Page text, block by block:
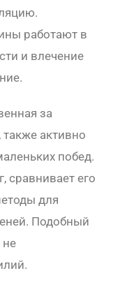
работают в
и влечение
за
активно
побед.
сравнивает его
для
Подобный
не